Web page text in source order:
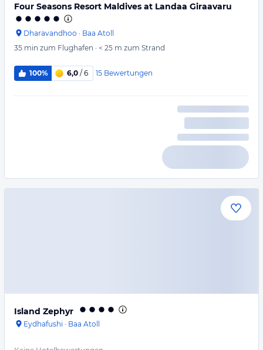
Four Seasons Resort Maldives at Landaa Giraavaru
Dharavandhoo · Baa Atoll
35 min zum Flughafen · < 25 m zum Strand
100% 6,0 / 6 15 Bewertungen
Island Zephyr
Eydhafushi · Baa Atoll